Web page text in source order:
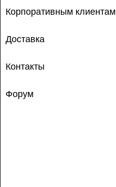
Корпоративным клиентам
Доставка
Контакты
Форум